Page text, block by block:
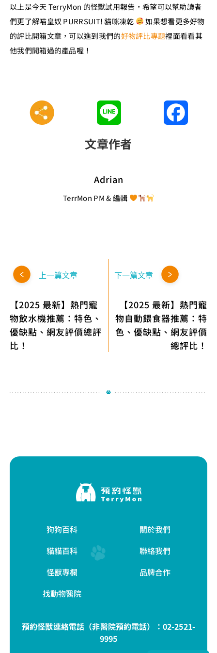
以上是今天 TerryMon 的怪獸試用報告，希望可以幫助讀者
們更了解喵皇奴 PURRSUIT! 貓咪凍乾
如果想看更多好物
的評比開箱文章，可以進到我們的好物評比專題裡面看看其
他我們開箱過的產品喔！
文章作者
Adrian
TerrMon PM & 編輯
上一篇文章
【2025 最新】熱門寵
物飲水機推薦：特色、
優缺點、網友評價總評
比！
下一篇文章
【2025 最新】熱門寵
物自動餵食器推薦：特
色、優缺點、網友評價
總評比！
狗狗百科
貓貓百科
怪獸專欄
找動物醫院
關於我們
聯絡我們
品牌合作
預約怪獸連絡電話（非醫院預約電話）： 02-2521-
9995